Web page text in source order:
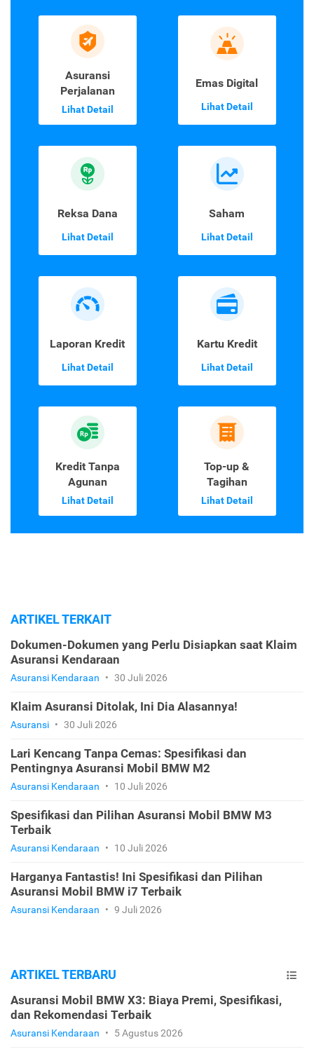
Asuransi
Perjalanan
Lihat Detail
Emas Digital
Lihat Detail
Reksa Dana
Lihat Detail
Saham
Lihat Detail
Laporan Kredit
Lihat Detail
Kartu Kredit
Lihat Detail
Kredit Tanpa
Agunan
Lihat Detail
Top-up &
Tagihan
Lihat Detail
ARTIKEL TERKAIT
Dokumen-Dokumen yang Perlu Disiapkan saat Klaim
Asuransi Kendaraan
Asuransi Kendaraan • 30 Juli 2026
Klaim Asuransi Ditolak, Ini Dia Alasannya!
Asuransi • 30 Juli 2026
Lari Kencang Tanpa Cemas: Spesifikasi dan
Pentingnya Asuransi Mobil BMW M2
Asuransi Kendaraan • 10 Juli 2026
Spesifikasi dan Pilihan Asuransi Mobil BMW M3
Terbaik
Asuransi Kendaraan • 10 Juli 2026
Harganya Fantastis! Ini Spesifikasi dan Pilihan
Asuransi Mobil BMW i7 Terbaik
Asuransi Kendaraan • 9 Juli 2026
ARTIKEL TERBARU
Asuransi Mobil BMW X3: Biaya Premi, Spesifikasi,
dan Rekomendasi Terbaik
Asuransi Kendaraan • 5 Agustus 2026